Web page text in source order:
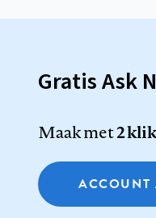
Gratis Ask
Maak met2
ACCOUNT